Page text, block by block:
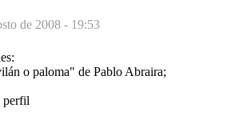
de 2008 - 19:53
o paloma" de Pablo Abraira;
perfil